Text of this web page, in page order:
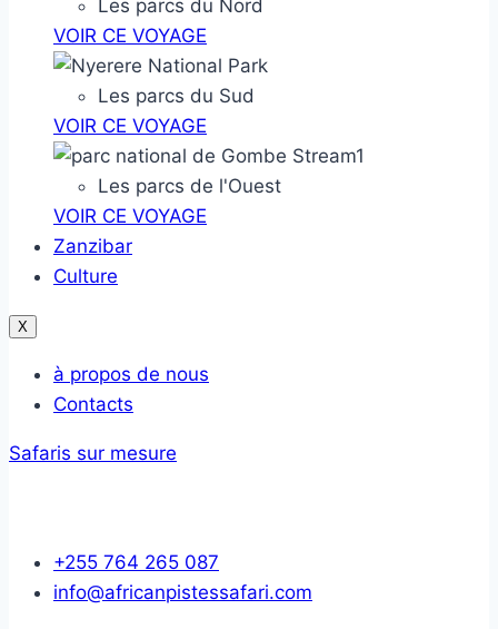
Les parcs du Nord
VOIR CE VOYAGE
Les parcs du Sud
VOIR CE VOYAGE
Les parcs de l'Ouest
VOIR CE VOYAGE
Zanzibar
Culture
X
à propos de nous
Contacts
Safaris sur mesure
+255 764 265 087
info@africanpistessafari.com